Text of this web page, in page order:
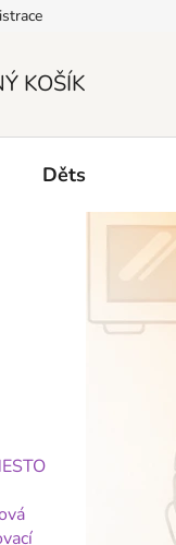
KOŠÍK
Dětské zboží